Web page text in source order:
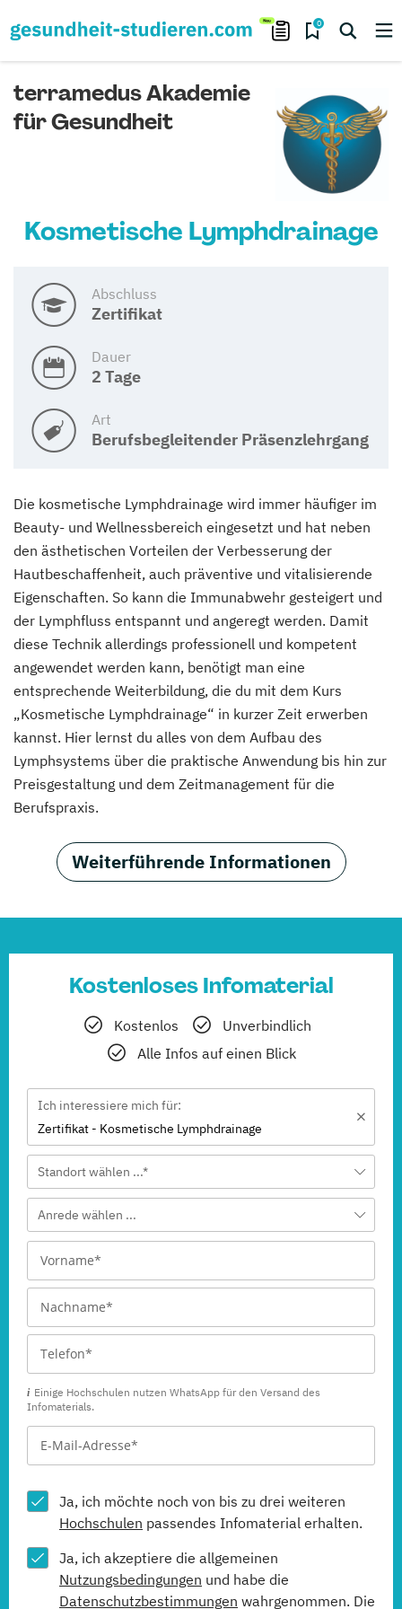
0
terramedus Akademie
für Gesundheit
Kosmetische Lymphdrainage
Abschluss
Zertifikat
Dauer
2 Tage
Art
Berufsbegleitender Präsenzlehrgang
Die kosmetische Lymphdrainage wird immer häufiger im
Beauty- und Wellnessbereich eingesetzt und hat neben
den ästhetischen Vorteilen der Verbesserung der
Hautbeschaffenheit, auch präventive und vitalisierende
Eigenschaften. So kann die Immunabwehr gesteigert und
der Lymphfluss entspannt und angeregt werden. Damit
diese Technik allerdings professionell und kompetent
angewendet werden kann, benötigt man eine
entsprechende Weiterbildung, die du mit dem Kurs
„Kosmetische Lymphdrainage“ in kurzer Zeit erwerben
kannst. Hier lernst du alles von dem Aufbau des
Lymphsystems über die praktische Anwendung bis hin zur
Preisgestaltung und dem Zeitmanagement für die
Berufspraxis.
Weiterführende Informationen
Kostenloses Infomaterial
Kostenlos
Unverbindlich
Alle Infos auf einen Blick
Ich interessiere mich für:
Zertifikat - Kosmetische Lymphdrainage
Standort wählen ...*
Anrede wählen ...
Einige Hochschulen nutzen WhatsApp für den Versand des
Infomaterials.
Ja, ich möchte noch von bis zu drei weiteren
Hochschulen passendes Infomaterial erhalten.
Ja, ich akzeptiere die allgemeinen
Nutzungsbedingungen und habe die
Datenschutzbestimmungen wahrgenommen. Die